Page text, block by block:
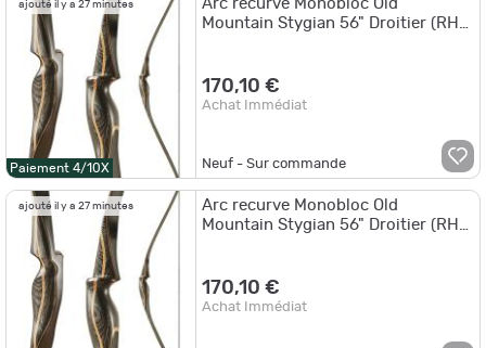
ajouté il y a 27 minutes
Paiement 4/10X
Arc recurve Monobloc Old
Mountain Stygian 56" Droitier (RH)
170,10 €
Achat Immédiat
Neuf - Sur commande
ajouté il y a 27 minutes
Arc recurve Monobloc Old
Mountain Stygian 56" Droitier (RH)
170,10 €
Achat Immédiat